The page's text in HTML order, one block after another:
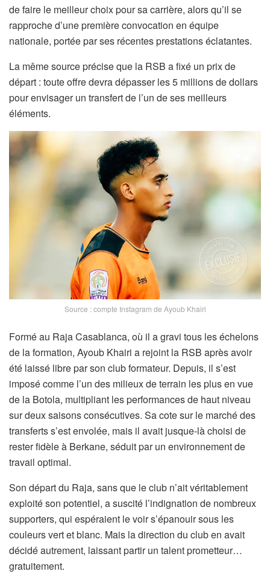
de faire le meilleur choix pour sa carrière, alors qu’il se
rapproche d’une première convocation en équipe
nationale, portée par ses récentes prestations éclatantes.
La même source précise que la RSB a fixé un prix de
départ : toute offre devra dépasser les 5 millions de dollars
pour envisager un transfert de l’un de ses meilleurs
éléments.
Source : compte Instagram de Ayoub Khairi
Formé au Raja Casablanca, où il a gravi tous les échelons
de la formation, Ayoub Khairi a rejoint la RSB après avoir
été laissé libre par son club formateur. Depuis, il s’est
imposé comme l’un des milieux de terrain les plus en vue
de la Botola, multipliant les performances de haut niveau
sur deux saisons consécutives. Sa cote sur le marché des
transferts s’est envolée, mais il avait jusque-là choisi de
rester fidèle à Berkane, séduit par un environnement de
travail optimal.
Son départ du Raja, sans que le club n’ait véritablement
exploité son potentiel, a suscité l’indignation de nombreux
supporters, qui espéraient le voir s’épanouir sous les
couleurs vert et blanc. Mais la direction du club en avait
décidé autrement, laissant partir un talent prometteur…
gratuitement.